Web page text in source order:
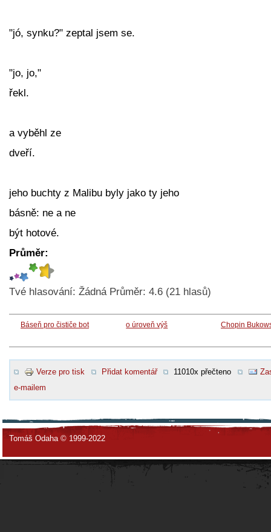
"jó, synku?" zeptal jsem se.
"jo, jo,"
řekl.
a vyběhl ze
dveří.
jeho buchty z Malibu byly jako ty jeho
básně: ne a ne
být hotové.
Průměr:
Tvé hlasování: Žádná Průměr: 4.6 (21 hlasů)
Báseň pro čističe bot o úroveň výš Chopin
Verze pro tisk Přidat komentář 11010x přečteno
e-mailem
Tomáš Odaha © 1999-2022